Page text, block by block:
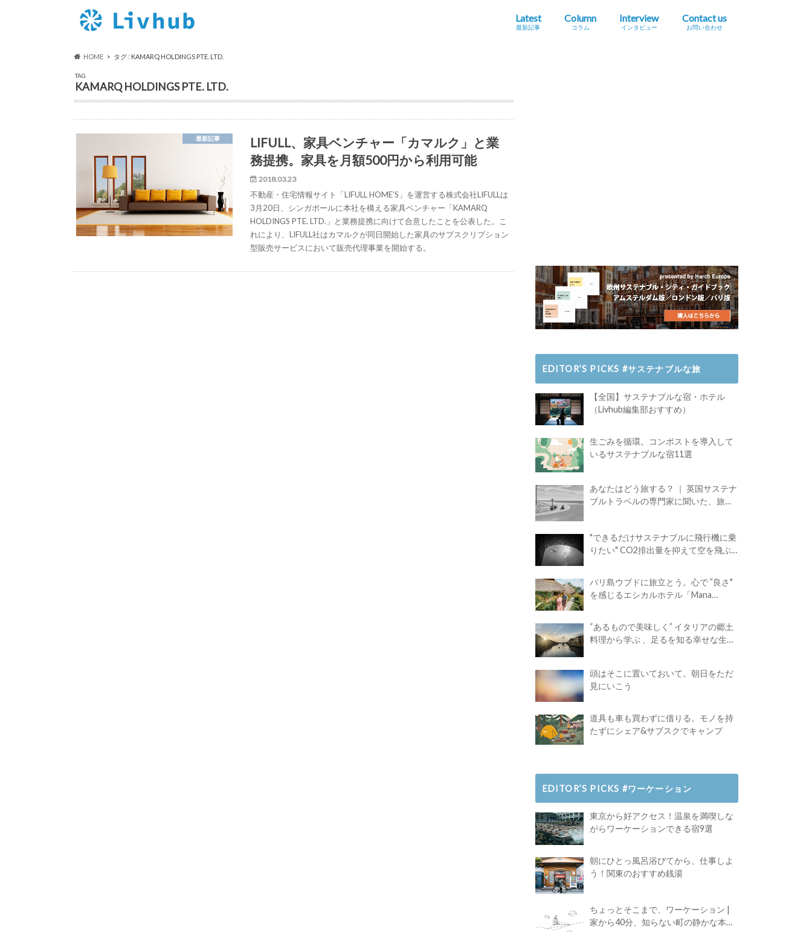
Latest
最新記事
Column
コラム
Interview
インタビュー
Contact us
お問い合わせ
HOME タグ : KAMARQ HOLDINGS PTE. LTD.
TAG
KAMARQ HOLDINGS PTE. LTD.
最新記事
LIFULL、家具ベンチャー「カマルク」と業
務提携。家具を月額500円から利用可能
2018.03.23
不動産・住宅情報サイト「LIFULL HOME’S」を運営する株式会社LIFULLは
3月20日、シンガポールに本社を構える家具ベンチャー「KAMARQ
HOLDINGS PTE. LTD.」と業務提携に向けて合意したことを公表した。こ
れにより、LIFULL社はカマルクが同日開始した家具のサブスクリプション
型販売サービスにおいて販売代理事業を開始する。
EDITOR’S PICKS #サステナブルな旅
【全国】サステナブルな宿・ホテル
（Livhub編集部おすすめ）
生ごみを循環。コンポストを導入して
いるサステナブルな宿11選
あなたはどう旅する？ ｜ 英国サステナ
ブルトラベルの専門家に聞いた、旅の
"できるだけサステナブルに飛行機に乗
りたい" CO2排出量を抑えて空を飛ぶ
バリ島ウブドに旅立とう。心で ”良さ"
を感じるエシカルホテル「Mana
“あるもので美味しく” イタリアの郷土
料理から学ぶ 、足るを知る幸せな生き
頭はそこに置いておいて。朝日をただ
見にいこう
道具も車も買わずに借りる。モノを持
たずにシェア&サブスクでキャンプ
EDITOR’S PICKS #ワーケーション
東京から好アクセス！温泉を満喫しな
がらワーケーションできる宿9選
朝にひとっ風呂浴びてから、仕事しよ
う！関東のおすすめ銭湯
ちょっとそこまで、ワーケーション |
家から40分、知らない町の静かな本屋